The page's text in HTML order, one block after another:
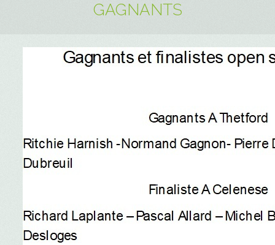
GAGNANTS